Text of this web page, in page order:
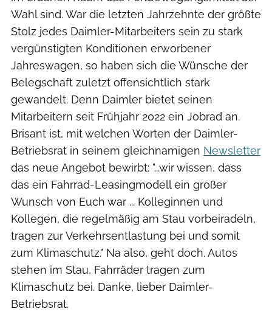
Wahl sind. War die letzten Jahrzehnte der größte
Stolz jedes Daimler-Mitarbeiters sein zu stark
vergünstigten Konditionen erworbener
Jahreswagen, so haben sich die Wünsche der
Belegschaft zuletzt offensichtlich stark
gewandelt. Denn Daimler bietet seinen
Mitarbeitern seit Frühjahr 2022 ein Jobrad an.
Brisant ist, mit welchen Worten der Daimler-
Betriebsrat in seinem gleichnamigen Newsletter
das neue Angebot bewirbt: "...wir wissen, dass
das ein Fahrrad-Leasingmodell ein großer
Wunsch von Euch war ... Kolleginnen und
Kollegen, die regelmäßig am Stau vorbeiradeln,
tragen zur Verkehrsentlastung bei und somit
zum Klimaschutz." Na also, geht doch. Autos
stehen im Stau, Fahrräder tragen zum
Klimaschutz bei. Danke, lieber Daimler-
Betriebsrat.